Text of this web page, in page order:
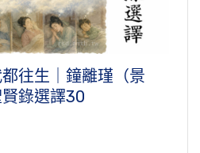
往生｜鐘離瑾（景
錄選譯30